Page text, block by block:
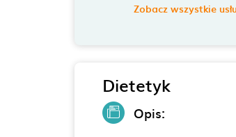
Zobacz wszystkie
Dietetyk
Opis: